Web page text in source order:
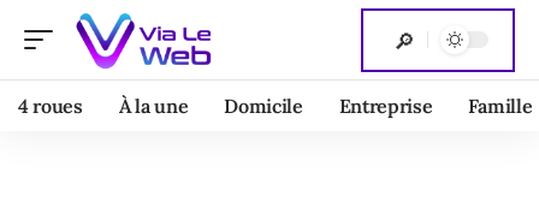
4 roues À la une Domicile Entreprise Famille